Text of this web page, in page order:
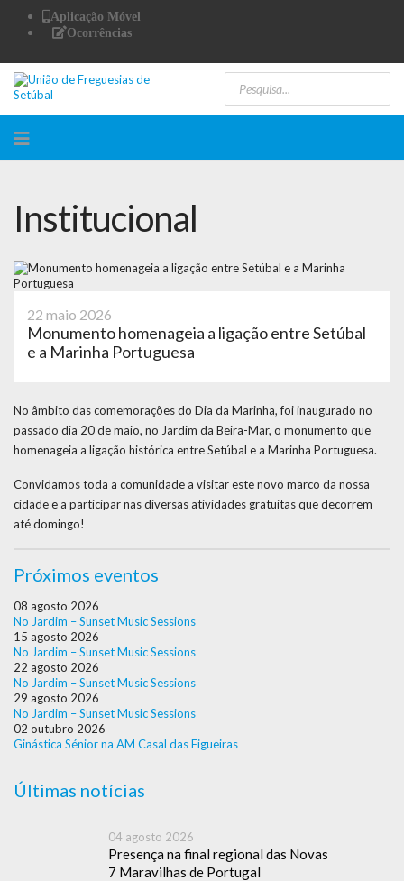
Aplicação Móvel
Ocorrências
Institucional
22 maio 2026
Monumento homenageia a ligação entre Setúbal
e a Marinha Portuguesa
No âmbito das comemorações do Dia da Marinha, foi inaugurado no
passado dia 20 de maio, no Jardim da Beira-Mar, o monumento que
homenageia a ligação histórica entre Setúbal e a Marinha Portuguesa.
Convidamos toda a comunidade a visitar este novo marco da nossa
cidade e a participar nas diversas atividades gratuitas que decorrem
até domingo!
Próximos eventos
08 agosto 2026
No Jardim – Sunset Music Sessions
15 agosto 2026
No Jardim – Sunset Music Sessions
22 agosto 2026
No Jardim – Sunset Music Sessions
29 agosto 2026
No Jardim – Sunset Music Sessions
02 outubro 2026
Ginástica Sénior na AM Casal das Figueiras
Últimas notícias
04 agosto 2026
Presença na final regional das Novas
7 Maravilhas de Portugal